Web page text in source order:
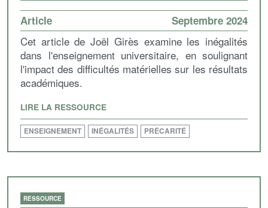
Article Septembre 2024
Cet article de Joël Girès examine les inégalités
dans l'enseignement universitaire, en soulignant
l'impact des difficultés matérielles sur les résultats
académiques.
LIRE LA RESSOURCE
ENSEIGNEMENT INÉGALITÉS PRÉCARITÉ
RESSOURCE